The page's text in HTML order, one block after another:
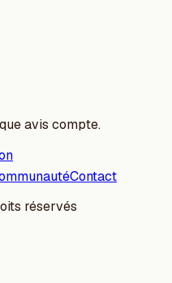
avis compte.
Contact
réservés